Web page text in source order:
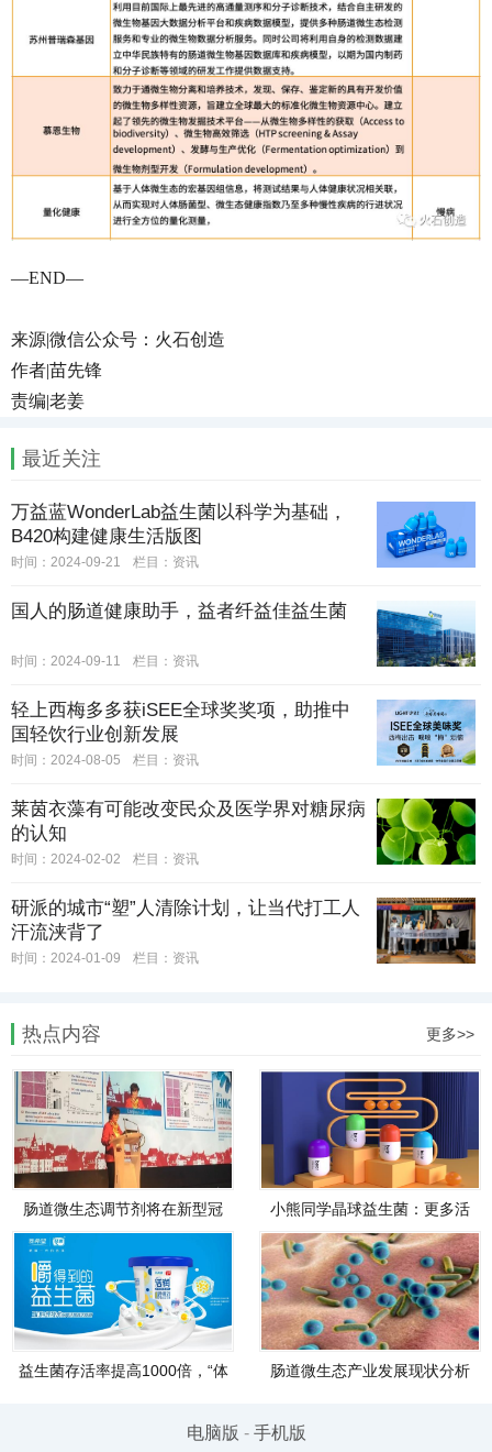
—END—
来源|微信公众号：火石创造
作者|苗先锋
责编|老姜
最近关注
万益蓝WonderLab益生菌以科学为基础，
B420构建健康生活版图
时间：2024-09-21 栏目： 资讯
国人的肠道健康助手，益者纤益佳益生菌
时间：2024-09-11 栏目： 资讯
轻上西梅多多获iSEE全球奖奖项，助推中
国轻饮行业创新发展
时间：2024-08-05 栏目： 资讯
莱茵衣藻有可能改变民众及医学界对糖尿病
的认知
时间：2024-02-02 栏目： 资讯
研派的城市“塑”人清除计划，让当代打工人
汗流浃背了
时间：2024-01-09 栏目： 资讯
热点内容 更多>>
肠道微生态调节剂将在新型冠
小熊同学晶球益生菌：更多活
益生菌存活率提高1000倍，“体
肠道微生态产业发展现状分析
电脑版 - 手机版